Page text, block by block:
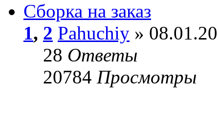
Сборка на заказ
1, 2 Pahuchiy »
28 Ответы
20784 Просмотры